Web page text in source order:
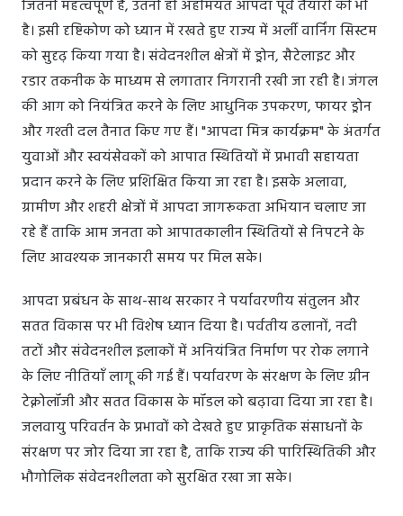
जितनी महत्वपूर्ण है, उतनी ही अहमियत आपदा पूर्व तैयारी की भी
है। इसी दृष्टिकोण को ध्यान में रखते हुए राज्य में अर्ली वार्निंग सिस्टम
को सुदृढ़ किया गया है। संवेदनशील क्षेत्रों में ड्रोन, सैटेलाइट और
रडार तकनीक के माध्यम से लगातार निगरानी रखी जा रही है। जंगल
की आग को नियंत्रित करने के लिए आधुनिक उपकरण, फायर ड्रोन
और गश्ती दल तैनात किए गए हैं। "आपदा मित्र कार्यक्रम" के अंतर्गत
युवाओं और स्वयंसेवकों को आपात स्थितियों में प्रभावी सहायता
प्रदान करने के लिए प्रशिक्षित किया जा रहा है। इसके अलावा,
ग्रामीण और शहरी क्षेत्रों में आपदा जागरूकता अभियान चलाए जा
रहे हैं ताकि आम जनता को आपातकालीन स्थितियों से निपटने के
लिए आवश्यक जानकारी समय पर मिल सके।
आपदा प्रबंधन के साथ-साथ सरकार ने पर्यावरणीय संतुलन और
सतत विकास पर भी विशेष ध्यान दिया है। पर्वतीय ढलानों, नदी
तटों और संवेदनशील इलाकों में अनियंत्रित निर्माण पर रोक लगाने
के लिए नीतियाँ लागू की गई हैं। पर्यावरण के संरक्षण के लिए ग्रीन
टेक्नोलॉजी और सतत विकास के मॉडल को बढ़ावा दिया जा रहा है।
जलवायु परिवर्तन के प्रभावों को देखते हुए प्राकृतिक संसाधनों के
संरक्षण पर जोर दिया जा रहा है, ताकि राज्य की पारिस्थितिकी और
भौगोलिक संवेदनशीलता को सुरक्षित रखा जा सके।